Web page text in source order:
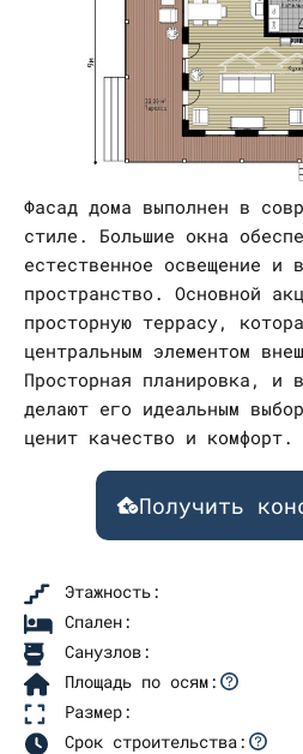
Фасад дома выполнен в
стиле. Большие окна
естественное освещение и
пространство. Основной
просторную террасу,
центральным элементом
Просторная планировка, и
делают его идеальным
ценит качество и комфорт.
Получить
Этажность:
Спален:
Санузлов:
Площадь по осям:
Размер:
Срок строительства:
Отправляя данные
условиями обработки
данных.